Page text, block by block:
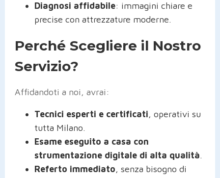
Diagnosi affidabile: immagini chiare e
precise con attrezzature moderne.
Perché Scegliere il Nostro
Servizio?
Affidandoti a noi, avrai:
Tecnici esperti e certificati, operativi su
tutta Milano.
Esame eseguito a casa con
strumentazione digitale di alta qualità.
Referto immediato, senza bisogno di